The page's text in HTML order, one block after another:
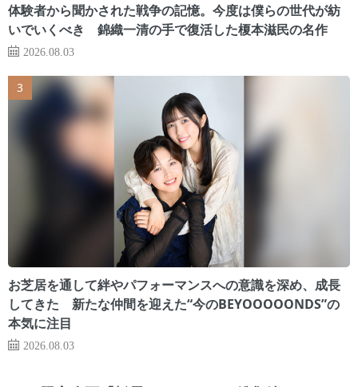
体験者から聞かされた戦争の記憶。今度は僕らの世代が紡
いでいくべき 錦織一清の手で復活した榎本滋民の名作
2026.08.03
お芝居を通して絆やパフォーマンスへの意識を深め、成長
してきた 新たな仲間を迎えた“今のBEYOOOOONDS”の
本気に注目
2026.08.03